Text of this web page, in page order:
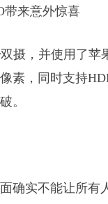
摄，并使用了
素，同时支持
。
确实不能让所有